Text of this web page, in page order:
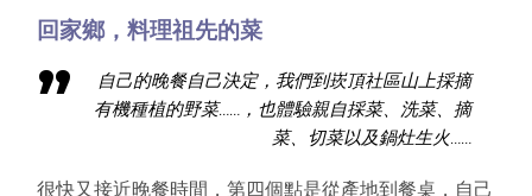
回家鄉，料理祖先的菜
自己的晚餐自己決定，我們到崁頂社區山上採摘
有機種植的野菜……，也體驗親自採菜、洗菜、摘
菜、切菜以及鍋灶生火……
很快又接近晚餐時間，第四個點是從產地到餐桌，自己